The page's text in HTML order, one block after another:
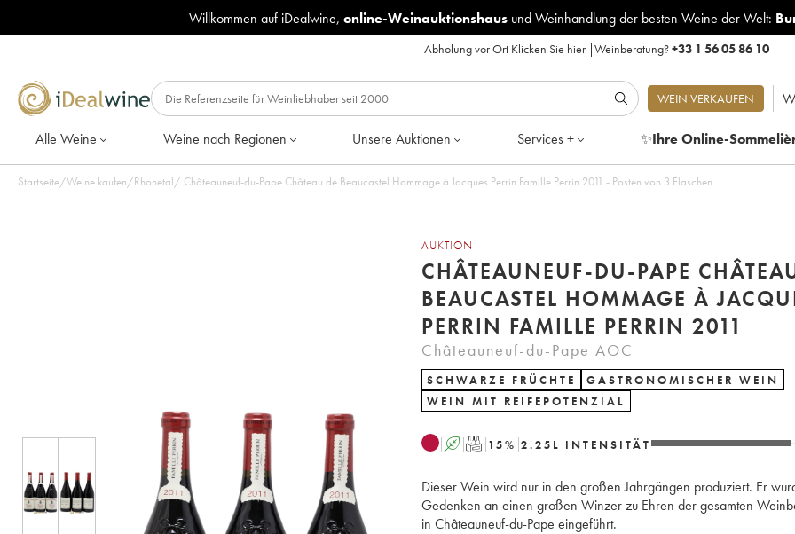
Willkommen auf iDealwine, online-Weinauktionshausund Weinhandlung der besten Weine der Welt:
Abholung vor Ort Klicken Sie hier|Weinberatung?+33 1 56 05 86 10
WEIN VERKAUFEN
Alle Weine Weine nach Regionen Unsere Auktionen Services + ✨Ihre Online-
Startseite/Weine kaufen/Rhonetal/ Châteauneuf-du-Pape Château de Beaucastel Hommage à Jacques Perrin Famille Perrin 2011 - Posten von 3 Flaschen
AUKTION
CHÂTEAUNEUF-DU-PAPE
BEAUCASTEL HOMMAGE À
PERRIN FAMILLE PERRIN 2011
Châteauneuf-du-Pape AOC
SCHWARZE FRÜCHTE
GASTRONOMISCHER WEIN
WEIN MIT REIFEPOTENZIAL
A T 15% 2.25 L INTENSITÄT
Dieser Wein wird nur in den großen Jahrgängen produziert. Er
Gedenken an einen großen Winzer zu Ehren der gesamten
in Châteauneuf-du-Pape eingeführt.